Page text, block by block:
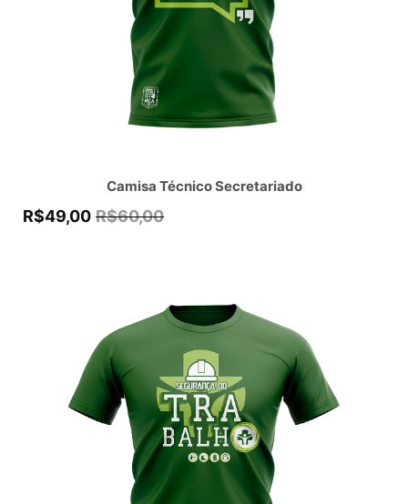
Camisa Técnico Secretariado
R$60,00
R$49,00